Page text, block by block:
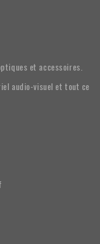
et accessoires.
audio-visuel et tout ce